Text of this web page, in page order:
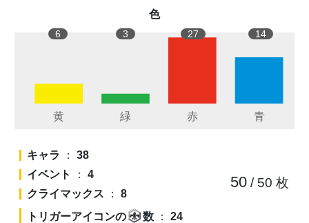
色
6 3 27 14
キャラ ： 38
イベント
： 4
クライマックス ： 8
トリガーアイコンの
数 ： 24
50/ 50 枚